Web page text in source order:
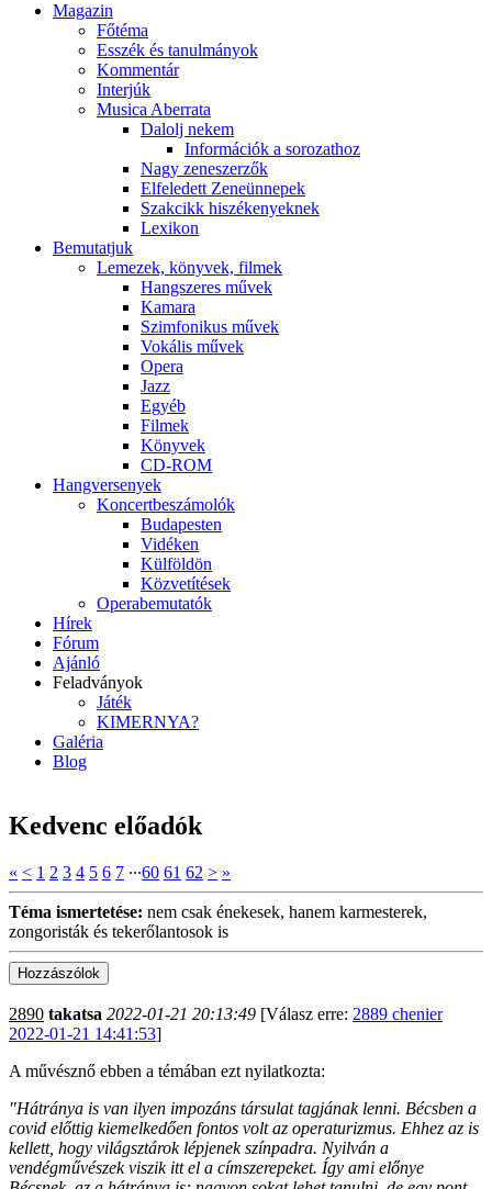
Magazin
Főtéma
Esszék és tanulmányok
Kommentár
Interjúk
Musica Aberrata
Dalolj nekem
Információk a sorozathoz
Nagy zeneszerzők
Elfeledett Zeneünnepek
Szakcikk hiszékenyeknek
Lexikon
Bemutatjuk
Lemezek, könyvek, filmek
Hangszeres művek
Kamara
Szimfonikus művek
Vokális művek
Opera
Jazz
Egyéb
Filmek
Könyvek
CD-ROM
Hangversenyek
Koncertbeszámolók
Budapesten
Vidéken
Külföldön
Közvetítések
Operabemutatók
Hírek
Fórum
Ajánló
Feladványok
Játék
KIMERNYA?
Galéria
Blog
Kedvenc előadók
« < 1 2 3 4 5 6 7 ∙∙∙60 61 62 > »
Téma ismertetése: nem csak énekesek, hanem karmesterek,
zongoristák és tekerőlantosok is
2890 takatsa 2022-01-21 20:13:49 [Válasz erre: 2889 chenier
2022-01-21 14:41:53]
A művésznő ebben a témában ezt nyilatkozta:
"Hátránya is van ilyen impozáns társulat tagjának lenni. Bécsben a
covid előttig kiemelkedően fontos volt az operaturizmus. Ehhez az is
kellett, hogy világsztárok lépjenek színpadra. Nyilván a
vendégművészek viszik itt el a címszerepeket. Így ami előnye